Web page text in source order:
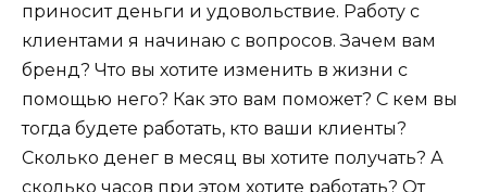
приносит деньги и удовольствие. Работу с
клиентами я начинаю с вопросов. Зачем вам
бренд? Что вы хотите изменить в жизни с
помощью него? Как это вам поможет? С кем вы
тогда будете работать, кто ваши клиенты?
Сколько денег в месяц вы хотите получать? А
сколько часов при этом хотите работать? От